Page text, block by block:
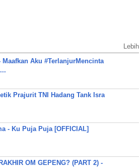
Lebih
Aku #TerlanjurMencinta
Prajurit TNI Hadang Tank Isra
- Ku Puja Puja [OFFICIAL]
OM GEPENG? (PART 2) -